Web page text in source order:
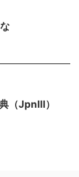
（JpnⅢ）